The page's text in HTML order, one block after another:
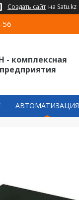
Создать сайт на Satu.kz
56
- комплексная
АВТОМАТИЗАЦИЯ